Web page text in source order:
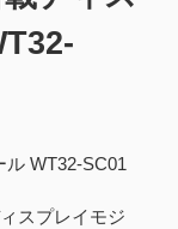
ル WT32-SC01
スプレイモジ